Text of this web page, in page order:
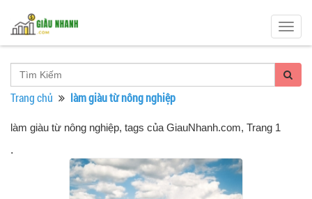
Trang chủ làm giàu từ nông nghiệp
làm giàu từ nông nghiệp, tags của GiauNhanh.com, Trang 1
.